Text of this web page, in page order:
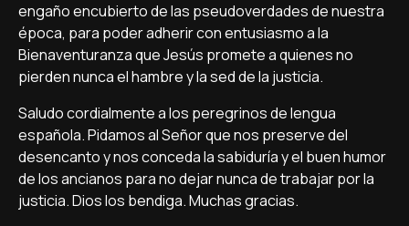
engaño encubierto de las pseudoverdades de nuestra
época, para poder adherir con entusiasmo a la
Bienaventuranza que Jesús promete a quienes no
pierden nunca el hambre y la sed de la justicia.
Saludo cordialmente a los peregrinos de lengua
española. Pidamos al Señor que nos preserve del
desencanto y nos conceda la sabiduría y el buen humor
de los ancianos para no dejar nunca de trabajar por la
justicia. Dios los bendiga. Muchas gracias.